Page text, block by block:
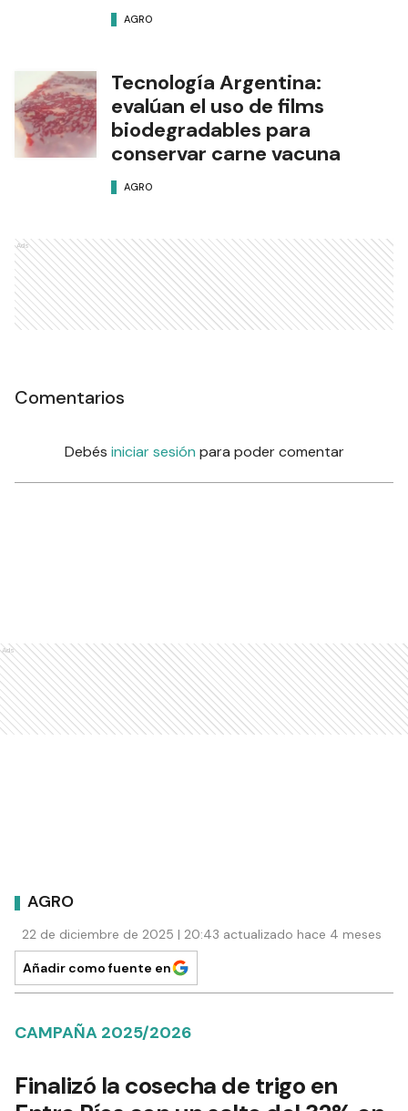
AGRO
Tecnología Argentina:
evalúan el uso de films
biodegradables para
conservar carne vacuna
AGRO
Ads
Comentarios
Debés iniciar sesión para poder comentar
Ads
AGRO
22 de diciembre de 2025 | 20:43 actualizado hace 4 meses
Añadir como fuente en
CAMPAÑA 2025/2026
Finalizó la cosecha de trigo en